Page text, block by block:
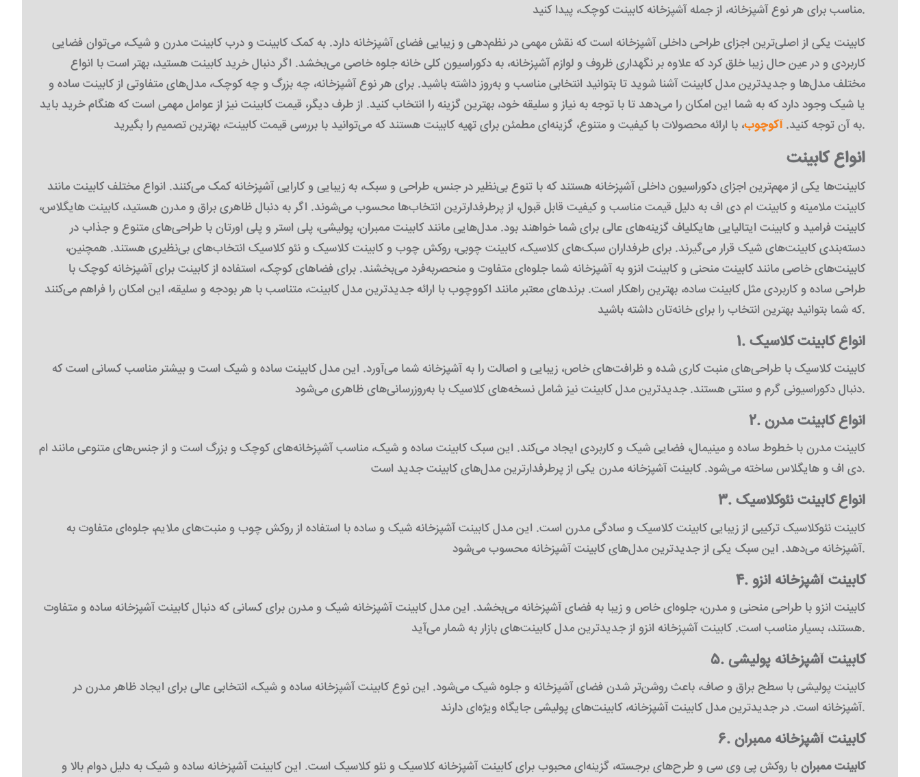
مناسب برای هر نوع آشپزخانه، از جمله آشپزخانه کابینت کوچک، پیدا کنید.
کابینت یکی از اصلی‌ترین اجزای طراحی داخلی آشپزخانه است که نقش مهمی در نظم‌دهی و زیبایی فضای آشپزخانه دارد. به کمک کابینت و درب کابینت مدرن و شیک، می‌توان فضایی
کاربردی و در عین حال زیبا خلق کرد که علاوه بر نگهداری ظروف و لوازم آشپزخانه، به دکوراسیون کلی خانه جلوه خاصی می‌بخشد. اگر دنبال خرید کابینت هستید، بهتر است با انواع
مختلف مدل‌ها و جدیدترین مدل کابینت آشنا شوید تا بتوانید انتخابی مناسب و به‌روز داشته باشید. برای هر نوع آشپزخانه، چه بزرگ و چه کوچک، مدل‌های متفاوتی از کابینت ساده و
یا شیک وجود دارد که به شما این امکان را می‌دهد تا با توجه به نیاز و سلیقه خود، بهترین گزینه را انتخاب کنید. از طرف دیگر، قیمت کابینت نیز از عوامل مهمی است که هنگام خرید باید
به آن توجه کنید.آکوچوب ، با ارائه محصولات با کیفیت و متنوع، گزینه‌ای مطمئن برای تهیه کابینت هستند که می‌توانید با بررسی قیمت کابینت، بهترین تصمیم را بگیرید.
انواع کابینت
کابینت‌ها یکی از مهم‌ترین اجزای دکوراسیون داخلی آشپزخانه هستند که با تنوع بی‌نظیر در جنس، طراحی و سبک، به زیبایی و کارایی آشپزخانه کمک می‌کنند. انواع مختلف کابینت مانند
کابینت ملامینه و کابینت ام دی اف به دلیل قیمت مناسب و کیفیت قابل قبول، از پرطرفدارترین انتخاب‌ها محسوب می‌شوند. اگر به دنبال ظاهری براق و مدرن هستید، کابینت هایگلاس،
کابینت فرامید و کابینت ایتالیایی هایکلیاف گزینه‌های عالی برای شما خواهند بود. مدل‌هایی مانند کابینت ممبران، پولیشی، پلی استر و پلی اورتان با طراحی‌های متنوع و جذاب در
دسته‌بندی کابینت‌های شیک قرار می‌گیرند. برای طرفداران سبک‌های کلاسیک، کابینت چوبی، روکش چوب و کابینت کلاسیک و نئو کلاسیک انتخاب‌های بی‌نظیری هستند. همچنین،
کابینت‌های خاصی مانند کابینت منحنی و کابینت انزو به آشپزخانه شما جلوه‌ای متفاوت و منحصربه‌فرد می‌بخشند. برای فضاهای کوچک، استفاده از کابینت برای آشپزخانه کوچک با
طراحی ساده و کاربردی مثل کابینت ساده، بهترین راهکار است. برندهای معتبر مانند اکووچوب با ارائه جدیدترین مدل کابینت، متناسب با هر بودجه و سلیقه، این امکان را فراهم می‌کنند
که شما بتوانید بهترین انتخاب را برای خانه‌تان داشته باشید.
1. انواع کابینت کلاسیک
کابینت کلاسیک با طراحی‌های منبت کاری شده و ظرافت‌های خاص، زیبایی و اصالت را به آشپزخانه شما می‌آورد. این مدل کابینت ساده و شیک است و بیشتر مناسب کسانی است که
دنبال دکوراسیونی گرم و سنتی هستند. جدیدترین مدل کابینت نیز شامل نسخه‌های کلاسیک با به‌روزرسانی‌های ظاهری می‌شود.
2. انواع کابینت مدرن
کابینت مدرن با خطوط ساده و مینیمال، فضایی شیک و کاربردی ایجاد می‌کند. این سبک کابینت ساده و شیک، مناسب آشپزخانه‌های کوچک و بزرگ است و از جنس‌های متنوعی مانند ام
دی اف و هایگلاس ساخته می‌شود. کابینت آشپزخانه مدرن یکی از پرطرفدارترین مدل‌های کابینت جدید است.
3. انواع کابینت نئوکلاسیک
کابینت نئوکلاسیک ترکیبی از زیبایی کابینت کلاسیک و سادگی مدرن است. این مدل کابینت آشپزخانه شیک و ساده با استفاده از روکش چوب و منبت‌های ملایم، جلوه‌ای متفاوت به
آشپزخانه می‌دهد. این سبک یکی از جدیدترین مدل‌های کابینت آشپزخانه محسوب می‌شود.
4. کابینت آشپزخانه انزو
کابینت انزو با طراحی منحنی و مدرن، جلوه‌ای خاص و زیبا به فضای آشپزخانه می‌بخشد. این مدل کابینت آشپزخانه شیک و مدرن برای کسانی که دنبال کابینت آشپزخانه ساده و متفاوت
هستند، بسیار مناسب است. کابینت آشپزخانه انزو از جدیدترین مدل کابینت‌های بازار به شمار می‌آید.
5. کابینت آشپزخانه پولیشی
کابینت پولیشی با سطح براق و صاف، باعث روشن‌تر شدن فضای آشپزخانه و جلوه شیک می‌شود. این نوع کابینت آشپزخانه ساده و شیک، انتخابی عالی برای ایجاد ظاهر مدرن در
آشپزخانه است. در جدیدترین مدل کابینت آشپزخانه، کابینت‌های پولیشی جایگاه ویژه‌ای دارند.
6. کابینت آشپزخانه ممبران
کابینت ممبرانبا روکش پی وی سی و طرح‌های برجسته، گزینه‌ای محبوب برای کابینت آشپزخانه کلاسیک و نئو کلاسیک است. این کابینت آشپزخانه ساده و شیک به دلیل دوام بالا و